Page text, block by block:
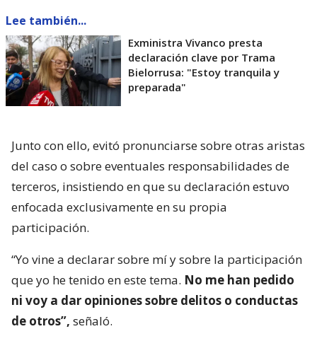
Lee también...
Exministra Vivanco presta
declaración clave por Trama
Bielorrusa: "Estoy tranquila y
preparada"
Junto con ello, evitó pronunciarse sobre otras aristas
del caso o sobre eventuales responsabilidades de
terceros, insistiendo en que su declaración estuvo
enfocada exclusivamente en su propia
participación.
“Yo vine a declarar sobre mí y sobre la participación
que yo he tenido en este tema. No me han pedido
ni voy a dar opiniones sobre delitos o conductas
de otros”, señaló.